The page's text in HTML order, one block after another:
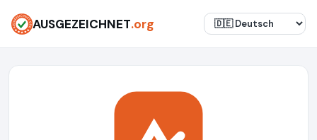
AUSGEZEICHNET.org